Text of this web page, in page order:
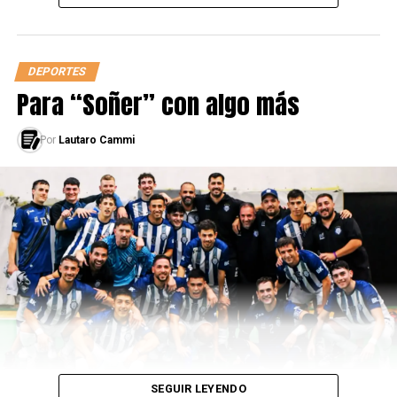
DEPORTES
Para “Soñer” con algo más
Por Lautaro Cammi
SEGUIR LEYENDO